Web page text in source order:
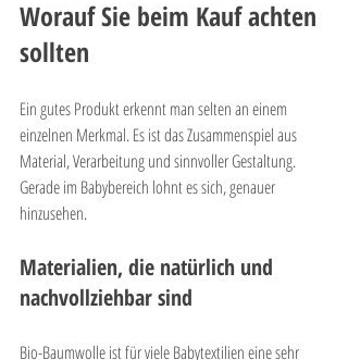
Worauf Sie beim Kauf achten
sollten
Ein gutes Produkt erkennt man selten an einem
einzelnen Merkmal. Es ist das Zusammenspiel aus
Material, Verarbeitung und sinnvoller Gestaltung.
Gerade im Babybereich lohnt es sich, genauer
hinzusehen.
Materialien, die natürlich und
nachvollziehbar sind
Bio-Baumwolle ist für viele Babytextilien eine sehr